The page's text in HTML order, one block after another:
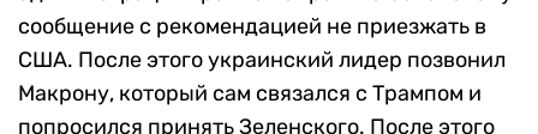
сообщение с рекомендацией не приезжать в
США. После этого украинский лидер позвонил
Макрону, который сам связался с Трампом и
попросился принять Зеленского. После этого